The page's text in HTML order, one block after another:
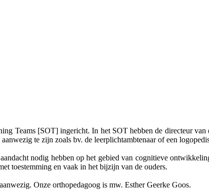
Teams [SOT] ingericht. In het SOT hebben de directeur
te zijn zoals bv. de leerplichtambtenaar of een
nodig hebben op het gebied van cognitieve
toestemming en vaak in het bijzijn van de ouders.
Onze orthopedagoog is mw. Esther Geerke Goos.